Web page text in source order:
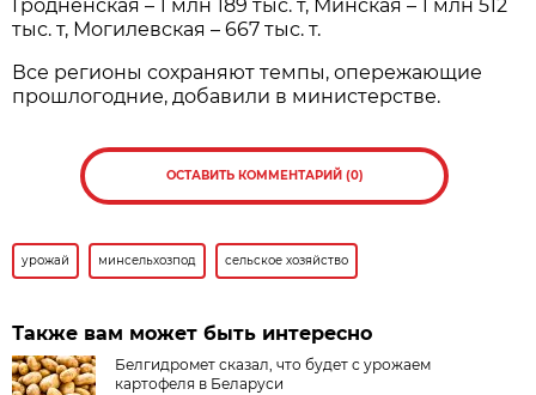
Гродненская – 1 млн 189 тыс. т, Минская – 1 млн 512
тыс. т, Могилевская – 667 тыс. т.
Все регионы сохраняют темпы, опережающие
прошлогодние, добавили в министерстве.
ОСТАВИТЬ КОММЕНТАРИЙ (0)
урожай минсельхозпод сельское хозяйство
Также вам может быть интересно
Белгидромет сказал, что будет с урожаем
картофеля в Беларуси